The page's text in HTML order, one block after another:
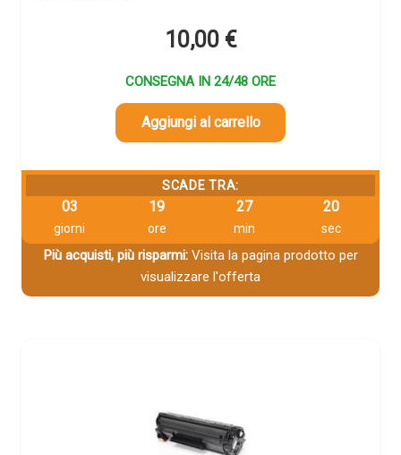
10,00 €
CONSEGNA IN 24/48 ORE
Aggiungi al carrello
SCADE TRA:
03
giorni
19
ore
27
min
20
sec
Più acquisti, più risparmi:Visita la pagina prodotto per
visualizzare l'offerta